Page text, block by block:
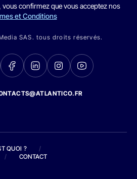
confirmez que vous acceptez nos
et Conditions
SAS. tous droits réservés.
QUOI ?
/
/ CONTACT